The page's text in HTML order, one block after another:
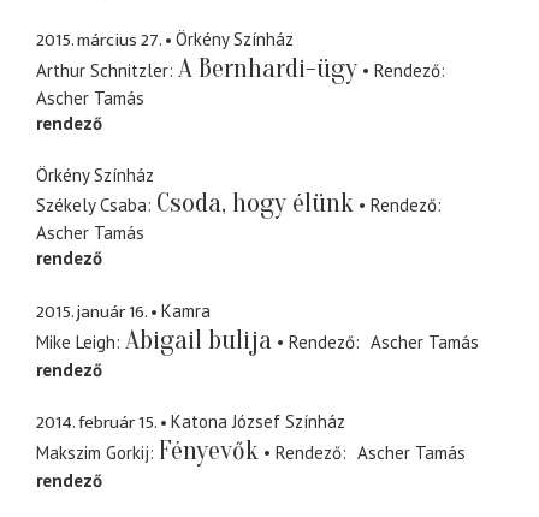
2015. március 27.
Örkény Színház
Arthur Schnitzler A Bernhardi-ügy
Rendező
Ascher Tamás
rendező
Örkény Színház
Székely Csaba Csoda, hogy élünk
Rendező
Ascher Tamás
rendező
2015. január 16.
Kamra
Mike Leigh Abigail bulija Rendező
Ascher Tamás
rendező
2014. február 15.
Katona József Színház
Makszim Gorkij Fényevők Rendező
Ascher Tamás
rendező